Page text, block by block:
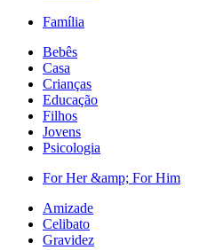
Família
Bebês
Casa
Crianças
Educação
Filhos
Jovens
Psicologia
For Her &amp; For Him
Amizade
Celibato
Gravidez